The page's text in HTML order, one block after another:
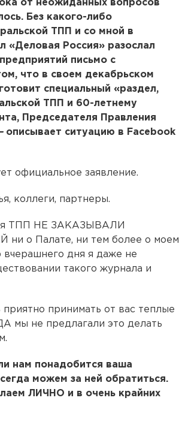
от неожиданных вопросов
Без какого-либо
ТПП и со мной в
«Деловая Россия» разослал
письмо с
что в своем декабрьском
специальный «раздел,
ТПП и 60-летнему
Председателя Правления
описывает ситуацию в Facebook
официальное заявление.
коллеги, партнеры.
ТПП НЕ ЗАКАЗЫВАЛИ
о Палате, ни тем более о моем
дня я даже не
такого журнала и
принимать от вас теплые
мы не предлагали это делать
нам понадобится ваша
можем за ней обратиться.
ЛИЧНО и в очень крайних